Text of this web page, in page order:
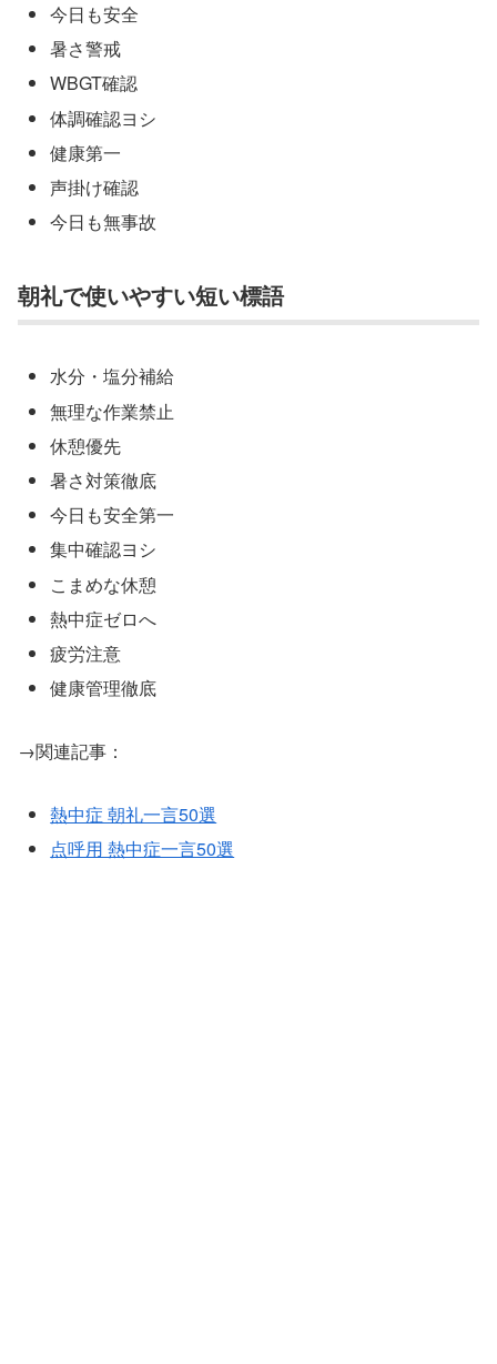
今日も安全
暑さ警戒
WBGT確認
体調確認ヨシ
健康第一
声掛け確認
今日も無事故
朝礼で使いやすい短い標語
水分・塩分補給
無理な作業禁止
休憩優先
暑さ対策徹底
今日も安全第一
集中確認ヨシ
こまめな休憩
熱中症ゼロへ
疲労注意
健康管理徹底
→関連記事：
熱中症 朝礼一言50選
点呼用 熱中症一言50選